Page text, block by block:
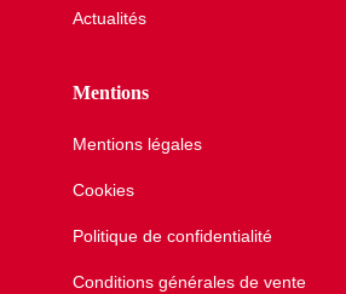
Actualités
Mentions
Mentions légales
Cookies
Politique de confidentialité
Conditions générales de vente